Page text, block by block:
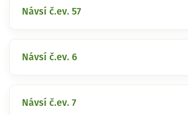
Návsí č.ev. 57
Návsí č.ev. 6
Návsí č.ev. 7